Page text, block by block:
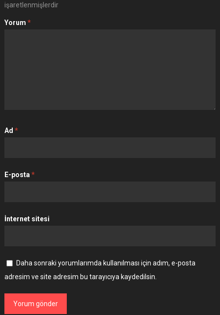
işaretlenmişlerdir
Yorum *
Ad *
E-posta *
İnternet sitesi
Daha sonraki yorumlarımda kullanılması için adım, e-posta
adresim ve site adresim bu tarayıcıya kaydedilsin.